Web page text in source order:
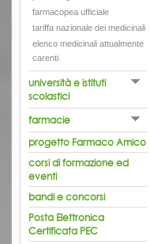
farmacopea ufficiale
tariffa nazionale dei medicinali
elenco medicinali attualmente
carenti
università e istituti
scolastici
farmacie
progetto Farmaco Amico
corsi di formazione ed
eventi
bandi e concorsi
Posta Elettronica
Certificata PEC